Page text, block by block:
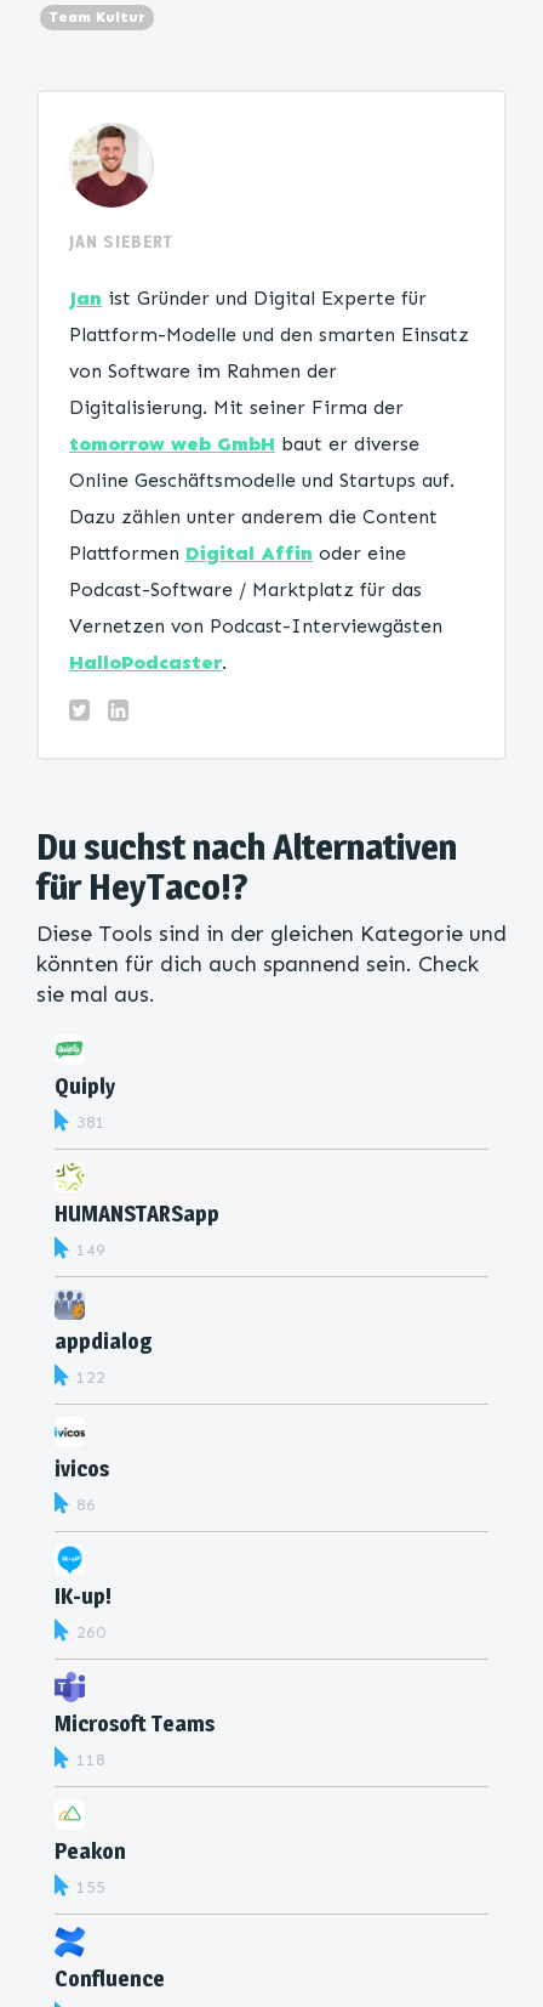
Team Kultur
JAN SIEBERT
Jan ist Gründer und Digital Experte für
Plattform-Modelle und den smarten Einsatz
von Software im Rahmen der
Digitalisierung. Mit seiner Firma der
tomorrow web GmbH baut er diverse
Online Geschäftsmodelle und Startups auf.
Dazu zählen unter anderem die Content
Plattformen Digital Affin oder eine
Podcast-Software / Marktplatz für das
Vernetzen von Podcast-Interviewgästen
HalloPodcaster.
Du suchst nach Alternativen
für HeyTaco!?
Diese Tools sind in der gleichen Kategorie und
könnten für dich auch spannend sein. Check
sie mal aus.
Quiply
381
HUMANSTARSapp
149
appdialog
122
ivicos
86
IK-up!
260
Microsoft Teams
118
Peakon
155
Confluence